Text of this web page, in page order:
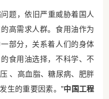
问题，依旧严重威胁着国人
高需求人群。食用油作为
部分，关系着人们的身体
食用油选择，不科学、不
、高血脂、糖尿病、肥胖
生的重要因素。”中国工程